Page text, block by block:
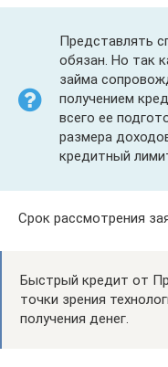
Представлять
обязан. Но так
займа
получением
всего ее
размера
кредитный
Срок рассмотрения
Быстрый кредит от
точки зрения
получения денег.